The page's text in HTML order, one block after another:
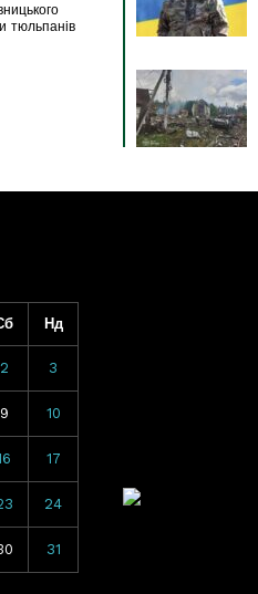
тюльпанів
Нд
2 3
9 10
17
24
31